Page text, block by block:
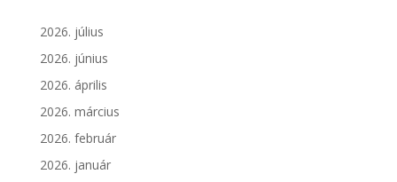
2026. július
2026. június
2026. április
2026. március
2026. február
2026. január